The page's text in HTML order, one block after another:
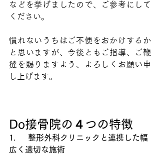
などを挙げましたので、ご参考にして
ください。
慣れないうちはご不便をおかけするか
と思いますが、今後ともご指導、ご鞭
撻を賜りますよう、よろしくお願い申
し上げます。
Do接骨院の４つの特徴
1.     整形外科クリニックと連携した幅
広く適切な施術